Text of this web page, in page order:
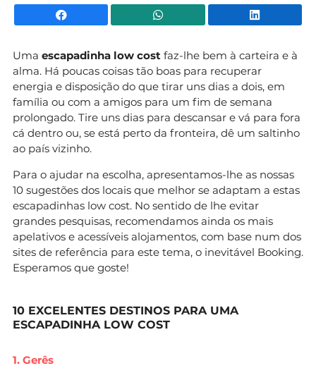
Facebook WhatsApp
Uma escapadinha low cost faz-lhe bem à carteira e à
alma. Há poucas coisas tão boas para recuperar
energia e disposição do que tirar uns dias a dois, em
família ou com a amigos para um fim de semana
prolongado. Tire uns dias para descansar e vá para fora
cá dentro ou, se está perto da fronteira, dê um saltinho
ao país vizinho.
Para o ajudar na escolha, apresentamos-lhe as nossas
10 sugestões dos locais que melhor se adaptam a estas
escapadinhas low cost. No sentido de lhe evitar
grandes pesquisas, recomendamos ainda os mais
apelativos e acessíveis alojamentos, com base num dos
sites de referência para este tema, o inevitável Booking.
Esperamos que goste!
10 EXCELENTES DESTINOS PARA UMA
ESCAPADINHA LOW COST
1. Gerês